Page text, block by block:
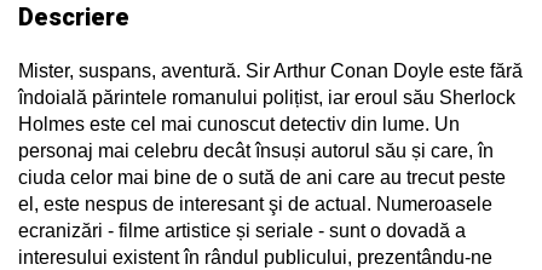
Descriere
Mister, suspans, aventură. Sir Arthur Conan Doyle este fără
îndoială părintele romanului polițist, iar eroul său Sherlock
Holmes este cel mai cunoscut detectiv din lume. Un
personaj mai celebru decât însuși autorul său și care, în
ciuda celor mai bine de o sută de ani care au trecut peste
el, este nespus de interesant şi de actual. Numeroasele
ecranizări - filme artistice și seriale - sunt o dovadă a
interesului existent în rândul publicului, prezentându-ne